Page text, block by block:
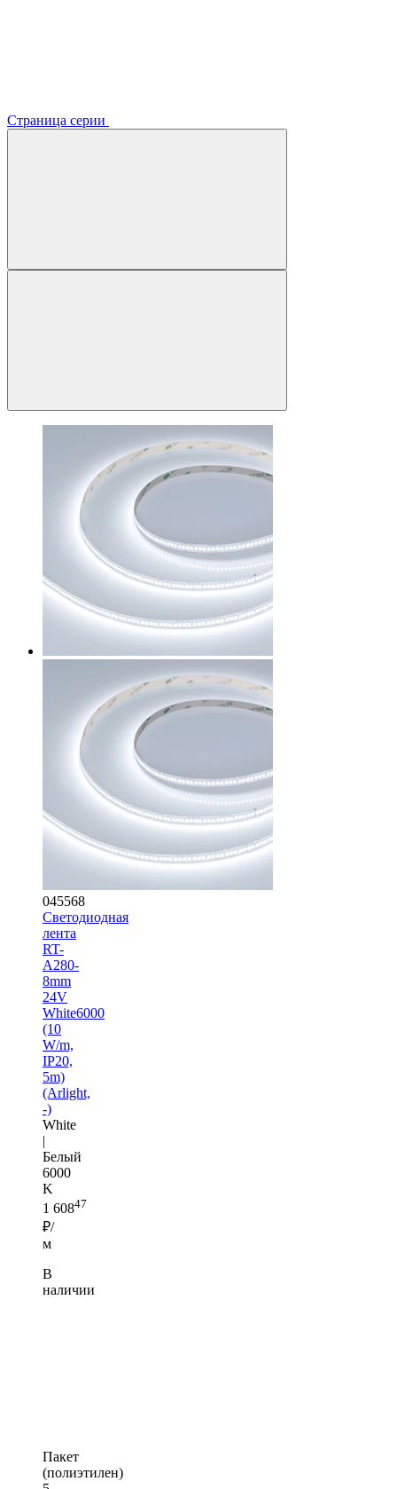
Страница серии
045568
Светодиодная
лента
RT-
A280-
8mm
24V
White6000
(10
W/m,
IP20,
5m)
(Arlight,
-)
White
|
Белый
6000
K
1 60847
₽/
м
В
наличии
Пакет
(полиэтилен)